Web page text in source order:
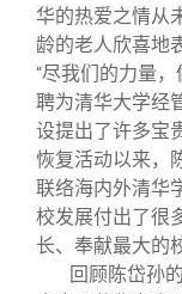
华的热爱之情从
龄的老人欣喜地
“尽我们的力量
聘为清华大学经
设提出了许多宝
恢复活动以来，
联络海内外清华
校发展付出了很
长、奉献最大的
回顾陈岱孙